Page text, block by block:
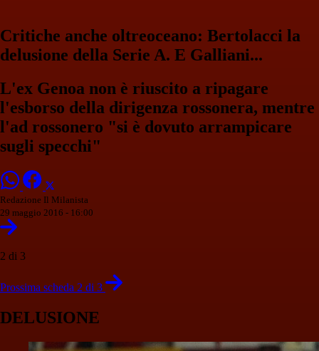
Critiche anche oltreoceano: Bertolacci la
delusione della Serie A. E Galliani...
L'ex Genoa non è riuscito a ripagare
l'esborso della dirigenza rossonera, mentre
l'ad rossonero "si è dovuto arrampicare
sugli specchi"
Redazione Il Milanista
29 maggio 2016 - 16:00
2 di 3
Prossima scheda 2 di 3
DELUSIONE